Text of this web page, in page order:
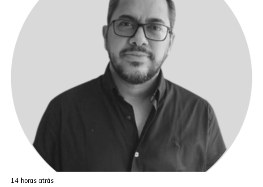
14 horas atrás